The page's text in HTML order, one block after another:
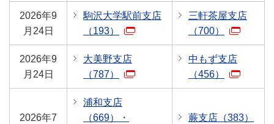
2026年9
月24日
駒沢大学駅前支店
（193）
三軒茶屋支店
（700）
2026年9
月24日
大美野支店
（787）
中もず支店
（456）
2026年7
浦和支店
（669）・
蕨支店（383）